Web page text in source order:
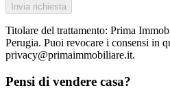
Invia richiesta
Titolare del trattamento: Prima
Perugia. Puoi revocare i consensi in
privacy@primaimmobiliare.it.
Pensi di vendere casa?